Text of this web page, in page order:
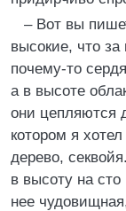
– Вот вы
высокие, что
почему-то
а в высоте
они цепляются
котором я
дерево,
в высоту на
нее